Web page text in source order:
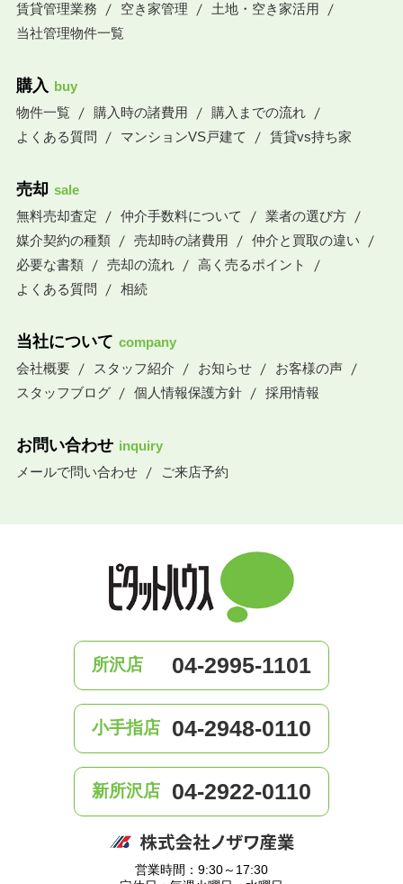
賃貸管理業務
空き家管理
土地・空き家活用
当社管理物件一覧
購入 buy
物件一覧
購入時の諸費用
購入までの流れ
よくある質問
マンションVS戸建て 賃貸vs持ち家
売却 sale
無料売却査定
仲介手数料について
業者の選び方
媒介契約の種類
売却時の諸費用
仲介と買取の違い
必要な書類
売却の流れ
高く売るポイント
よくある質問
相続
当社について company
会社概要
スタッフ紹介 お知らせ
お客様の声
スタッフブログ
個人情報保護方針 採用情報
お問い合わせ inquiry
メールで問い合わせ
ご来店予約
所沢店 04-2995-1101
小手指店 04-2948-0110
新所沢店 04-2922-0110
営業時間：9:30～17:30